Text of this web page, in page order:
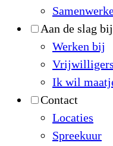
Aan de slag bij
Werken bij
Ik wil
Contact
Locaties
Spreekuur